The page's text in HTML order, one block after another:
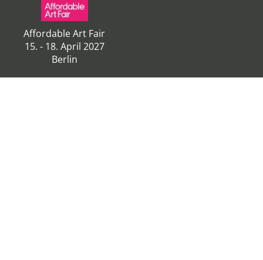
Affordable Art Fair
15. - 18. April 2027
Berlin